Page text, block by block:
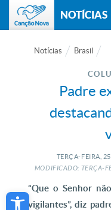
Open toolbar
NOTÍCIAS
Notícias Brasil
Padre
TERÇA-FEIRA, 25
MODIFICADO: TERÇA-
“Que o Senhor
vigilantes”, diz